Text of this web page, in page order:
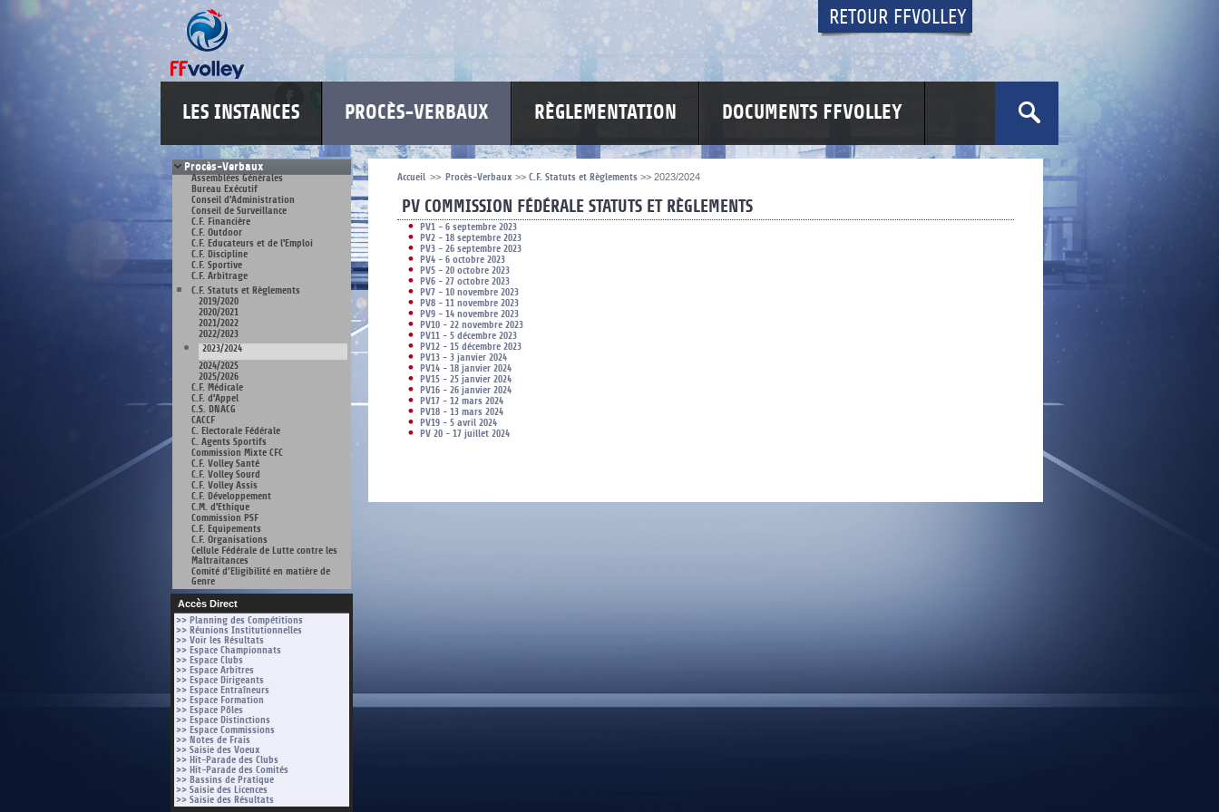
RETOUR FFVOLLEY
LES INSTANCES PROCÈS-VERBAUX RÈGLEMENTATION DOCUMENTS FFVOLLEY
Procès-Verbaux
Assemblées Générales
Bureau Exécutif
Conseil d'Administration
Conseil de Surveillance
C.F. Financière
C.F. Outdoor
C.F. Educateurs et de l'Emploi
C.F. Discipline
C.F. Sportive
C.F. Arbitrage
C.F. Statuts et Règlements
2019/2020
2020/2021
2021/2022
2022/2023
2023/2024
2024/2025
2025/2026
C.F. Médicale
C.F. d'Appel
C.S. DNACG
CACCF
C. Electorale Fédérale
C. Agents Sportifs
Commission Mixte CFC
C.F. Volley Santé
C.F. Volley Sourd
C.F. Volley Assis
C.F. Développement
C.M. d'Ethique
Commission PSF
C.F. Equipements
C.F. Organisations
Cellule Fédérale de Lutte contre les
Maltraitances
Comité d’Eligibilité en matière de
Genre
Accès Direct
>> Planning des Compétitions
>> Réunions Institutionnelles
>> Voir les Résultats
>> Espace Championnats
>> Espace Clubs
>> Espace Arbitres
>> Espace Dirigeants
>> Espace Entraîneurs
>> Espace Formation
>> Espace Pôles
>> Espace Distinctions
>> Espace Commissions
>> Notes de Frais
>> Saisie des Voeux
>> Hit-Parade des Clubs
>> Hit-Parade des Comités
>> Bassins de Pratique
>> Saisie des Licences
>> Saisie des Résultats
Accueil >> Procès-Verbaux >> C.F. Statuts et Règlements >> 2023/2024
PV COMMISSION FÉDÉRALE STATUTS ET RÈGLEMENTS
PV1 - 6 septembre 2023
PV2 - 18 septembre 2023
PV3 - 26 septembre 2023
PV4 - 6 octobre 2023
PV5 - 20 octobre 2023
PV6 - 27 octobre 2023
PV7 - 10 novembre 2023
PV8 - 11 novembre 2023
PV9 - 14 novembre 2023
PV10 - 22 novembre 2023
PV11 - 5 décembre 2023
PV12 - 15 décembre 2023
PV13 - 3 janvier 2024
PV14 - 18 janvier 2024
PV15 - 25 janvier 2024
PV16 - 26 janvier 2024
PV17 - 12 mars 2024
PV18 - 13 mars 2024
PV19 - 5 avril 2024
PV 20 - 17 juillet 2024